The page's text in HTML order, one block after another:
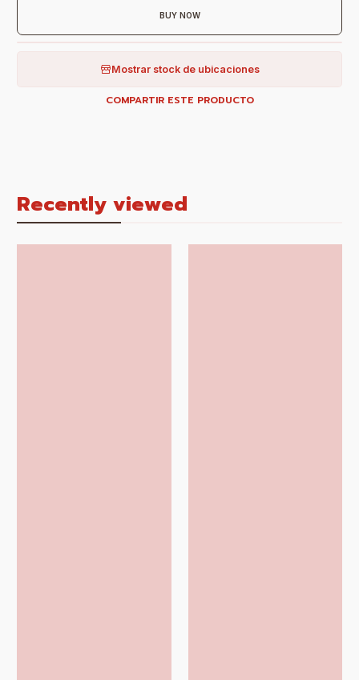
BUY NOW
Mostrar stock de ubicaciones
COMPARTIR ESTE PRODUCTO
Recently viewed